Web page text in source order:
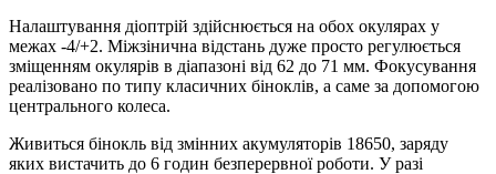
Налаштування діоптрій здійснюється на обох окулярах у
межах -4/+2. Міжзінична відстань дуже просто регулюється
зміщенням окулярів в діапазоні від 62 до 71 мм. Фокусування
реалізовано по типу класичних біноклів, а саме за допомогою
центрального колеса.
Живиться бінокль від змінних акумуляторів 18650, заряду
яких вистачить до 6 годин безперервної роботи. У разі